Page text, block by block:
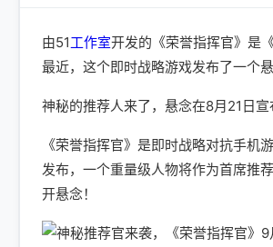
由51工作室开发的《荣誉指挥官》是
最近，这个即时战略游戏发布了一个
神秘的推荐人来了，悬念在8月21日宣
《荣誉指挥官》是即时战略对抗手
发布，一个重量级人物将作为首席推
开悬念！